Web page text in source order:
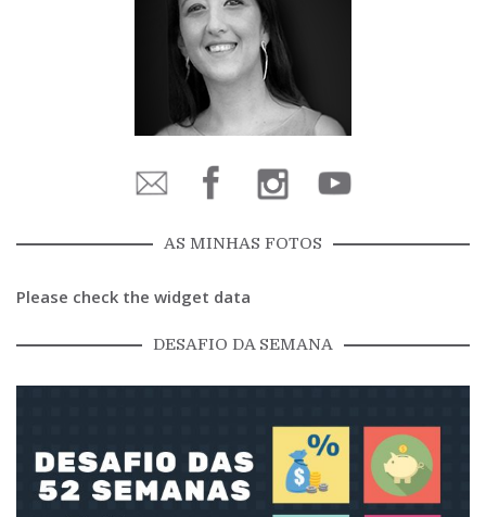
AS MINHAS FOTOS
Please check the widget data
DESAFIO DA SEMANA